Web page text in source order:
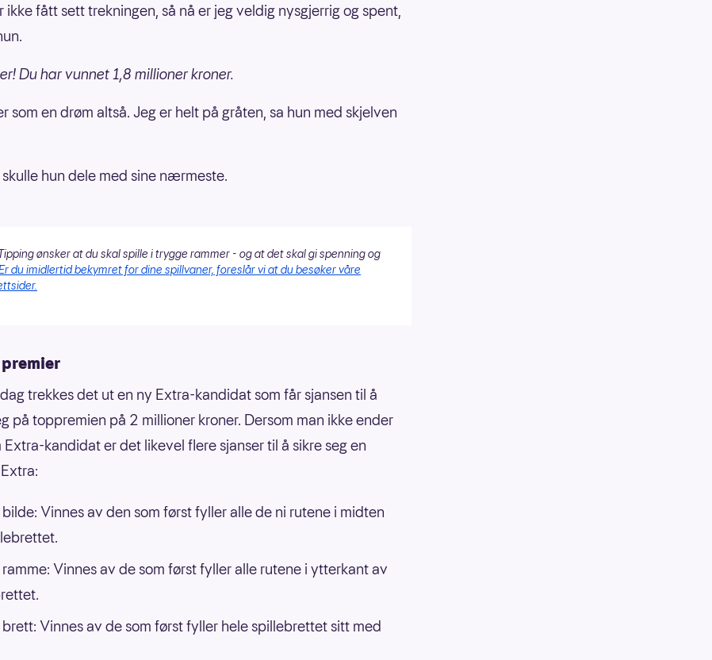
ikke fått sett trekningen, så nå er jeg veldig nysgjerrig og spent,
Du har vunnet 1,8 millioner kroner.
som en drøm altså. Jeg er helt på gråten, sa hun med skjelven
hun dele med sine nærmeste.
ønsker at du skal spille i trygge rammer - og at det skal gi spenning og
du imidlertid bekymret for dine spillvaner, foreslår vi at du besøker våre
trekkes det ut en ny Extra-kandidat som får sjansen til å
på toppremien på 2 millioner kroner. Dersom man ikke ender
Extra-kandidat er det likevel flere sjanser til å sikre seg en
Vinnes av den som først fyller alle de ni rutene i midten
Vinnes av de som først fyller alle rutene i ytterkant av
brett: Vinnes av de som først fyller hele spillebrettet sitt med